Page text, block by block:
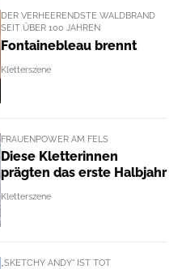
DER VERHEERENDSTE WALDBRAND
SEIT ÜBER 100 JAHREN
Fontainebleau brennt
Kletterszene
FRAUENPOWER AM FELS
Diese Kletterinnen
prägten das erste Halbjahr
Kletterszene
„SKETCHY ANDY“ IST TOT